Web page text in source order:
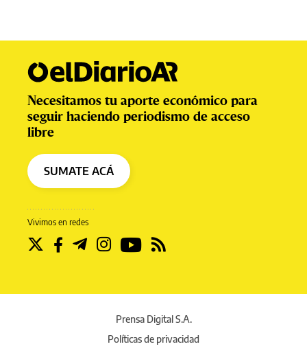
Vivimos en redes
Necesitamos tu aporte económico para
seguir haciendo periodismo de acceso
libre
SUMATE ACÁ
Prensa Digital S.A.
Políticas de privacidad